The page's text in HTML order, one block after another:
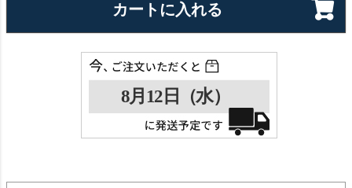
カートに入れる